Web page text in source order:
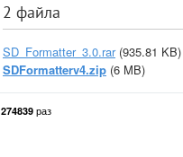
2 файла
SD_Formatter_3.0.rar(935.81 KB)
SDFormatterv4.zip (6 MB)
274839 раз